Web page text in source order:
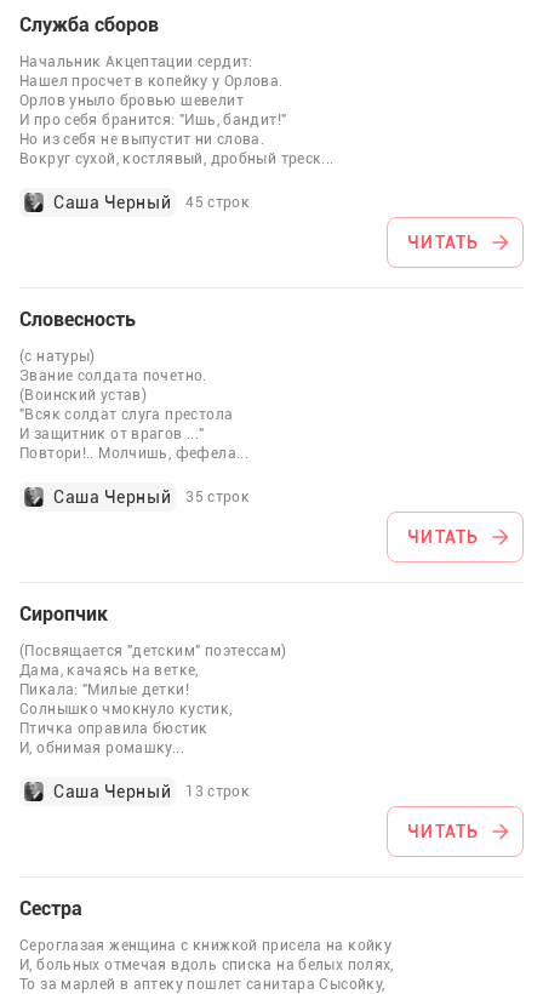
Служба сборов
Начальник Акцептации сердит:
Нашел просчет в копейку у Орлова.
Орлов уныло бровью шевелит
И про себя бранится: "Ишь, бандит!"
Но из себя не выпустит ни слова.
Вокруг сухой, костлявый, дробный треск...
Саша Черный 45 строк
ЧИТАТЬ
Словесность
(с натуры)
Звание солдата почетно.
(Воинский устав)
"Всяк солдат слуга престола
И защитник от врагов ..."
Повтори!.. Молчишь, фефела...
Саша Черный 35 строк
ЧИТАТЬ
Сиропчик
(Посвящается "детским" поэтессам)
Дама, качаясь на ветке,
Пикала: "Милые детки!
Солнышко чмокнуло кустик,
Птичка оправила бюстик
И, обнимая ромашку...
Саша Черный 13 строк
ЧИТАТЬ
Сестра
Сероглазая женщина с книжкой присела на койку
И, больных отмечая вдоль списка на белых полях,
То за марлей в аптеку пошлет санитара Сысойку,